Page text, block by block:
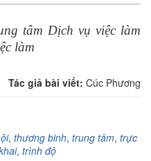
tâm Dịch vụ việc làm
làm
Tác giả bài viết: Cúc Phương
, thương binh, trung tâm, trực
, trình độ